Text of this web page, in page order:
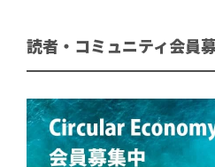
読者・コミュニティ会員